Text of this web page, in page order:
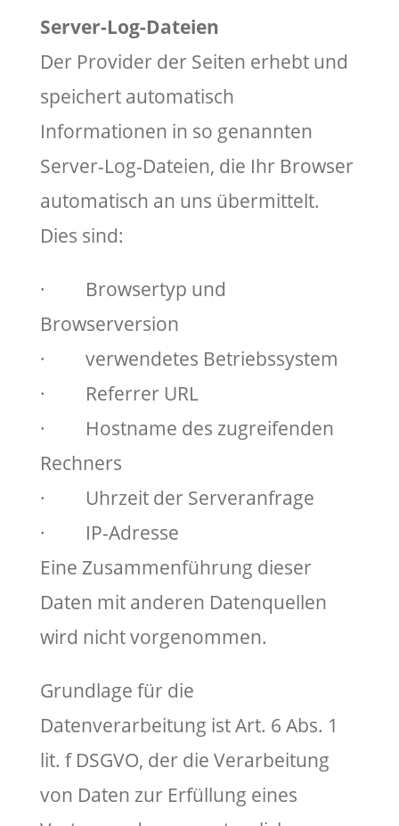
Server-Log-Dateien
Der Provider der Seiten erhebt und
speichert automatisch
Informationen in so genannten
Server-Log-Dateien, die Ihr Browser
automatisch an uns übermittelt.
Dies sind:
· Browsertyp und
Browserversion
· verwendetes Betriebssystem
· Referrer URL
· Hostname des zugreifenden
Rechners
· Uhrzeit der Serveranfrage
· IP-Adresse
Eine Zusammenführung dieser
Daten mit anderen Datenquellen
wird nicht vorgenommen.
Grundlage für die
Datenverarbeitung ist Art. 6 Abs. 1
lit. f DSGVO, der die Verarbeitung
von Daten zur Erfüllung eines